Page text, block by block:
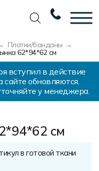
Платки/банданы
62*94*62 см
вступил в действие
обновляются.
у менеджера.
см
в готовой ткани